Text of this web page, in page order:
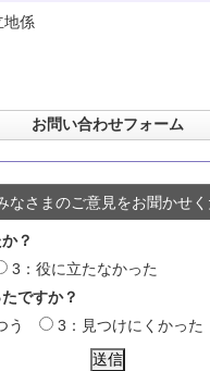
地係
なさまのご意見をお聞かせ
？
3：役に立たなかった
ですか？
う 3：見つけにくかった